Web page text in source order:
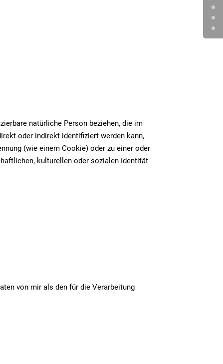
natürliche Person beziehen, die im
oder indirekt identifiziert werden kann,
(wie einem Cookie) oder zu einer oder
kulturellen oder sozialen Identität
von mir als den für die Verarbeitung